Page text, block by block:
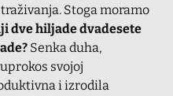
Stoga moramo
dve hiljade dvadesete
Senka duha,
svojoj
i izrodila